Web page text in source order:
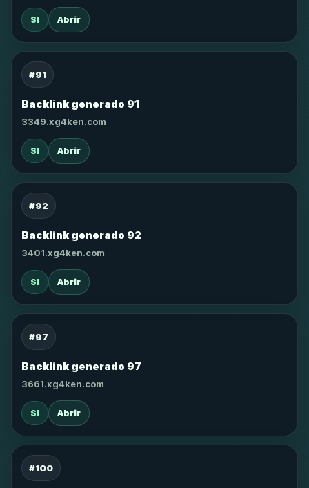
SI Abrir
#91
Backlink generado 91
3349.xg4ken.com
SI Abrir
#92
Backlink generado 92
3401.xg4ken.com
SI Abrir
#97
Backlink generado 97
3661.xg4ken.com
SI Abrir
#100